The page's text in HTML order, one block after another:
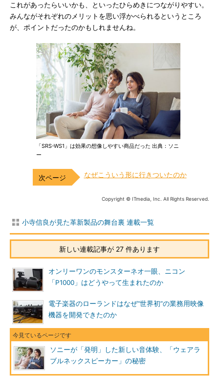
これがあったらいいかも、といったひらめきにつながりやすい。
みんながそれぞれのメリットを思い浮かべられるというところ
が、ポイントだったのかもしれませんね。
「SRS-WS1」は効果の想像しやすい商品だった 出典：ソニ
ー
なぜこういう形に行きついたのか
Copyright © ITmedia, Inc. All Rights Reserved.
小寺信良が見た革新製品の舞台裏 連載一覧
新しい連載記事が 27 件あります
オンリーワンのモンスターネオ一眼、ニコン
「P1000」はどうやって生まれたのか
電子楽器のローランドはなぜ“世界初”の業務用映像
機器を開発できたのか
ソニーが「発明」した新しい音体験、「ウェアラ
ブルネックスピーカー」の秘密